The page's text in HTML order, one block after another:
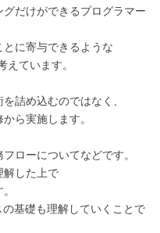
だけができるプログラマー
に寄与できるような
えています。
詰め込むのではなく、
ら実施します。
ローについてなどです。
解した上で
基礎も理解していくことで